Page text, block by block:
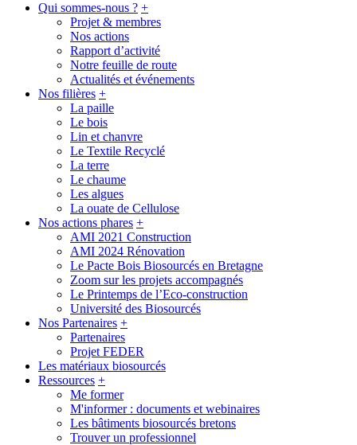
Qui sommes-nous ? +
Projet & membres
Nos actions
Rapport d’activité
Notre feuille de route
Actualités et événements
Nos filières +
La paille
Le bois
Lin et chanvre
Le Textile Recyclé
La terre
Le chaume
Les algues
La ouate de Cellulose
Nos actions phares +
AMI 2021 Construction
AMI 2024 Rénovation
Le Pacte Bois Biosourcés en Bretagne
Zoom sur les projets accompagnés
Le Printemps de l’Eco-construction
Université des Biosourcés
Nos Partenaires +
Partenaires
Projet FEDER
Les matériaux biosourcés
Ressources +
Me former
M'informer : documents et webinaires
Les bâtiments biosourcés bretons
Trouver un professionnel